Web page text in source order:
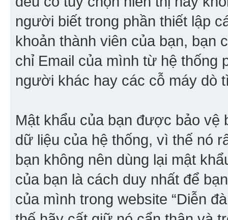
người biết trong phần thiết lập
khoản thành viên của bạn, bạn
chỉ Email của mình từ hệ thống
người khác hay các cỗ máy dò
Mật khẩu của bạn được bảo
dữ liệu của hệ thống, vì thế nó
bạn không nên dùng lại mật
của bạn là cách duy nhất để
của mình trong website “Diễn